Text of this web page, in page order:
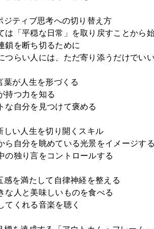
ジティブ思考への切り替え方
は「平穏な日常」を取り戻すことから
鎖を断ち切るために
つらい人には、ただ寄り添うだけでいい
葉が人生を形づくる
持つ力を知る
な自分を見つけて褒める
しい人生を切り開くスキル
ら自分を眺めている光景をイメージする
の独り言をコントロールする
感を満たして自律神経を整える
な人と美味しいものを食べる
てくれる音楽を聴く